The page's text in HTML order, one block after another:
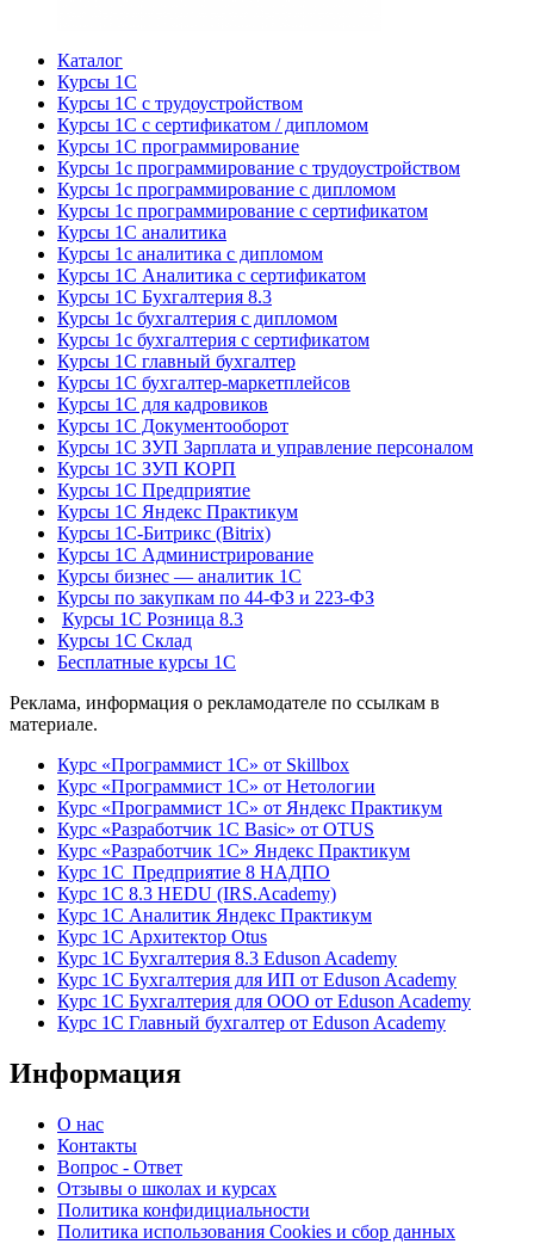
Каталог
Курсы 1С
Курсы 1С с трудоустройством
Курсы 1С с сертификатом / дипломом
Курсы 1С программирование
Курсы 1с программирование с трудоустройством
Курсы 1с программирование с дипломом
Курсы 1с программирование с сертификатом
Курсы 1С аналитика
Курсы 1с аналитика с дипломом
Курсы 1С Аналитика с сертификатом
Курсы 1С Бухгалтерия 8.3
Курсы 1с бухгалтерия с дипломом
Курсы 1с бухгалтерия с сертификатом
Курсы 1С главный бухгалтер
Курсы 1С бухгалтер-маркетплейсов
Курсы 1С для кадровиков
Курсы 1С Документооборот
Курсы 1С ЗУП Зарплата и управление персоналом
Курсы 1С ЗУП КОРП
Курсы 1С Предприятие
Курсы 1С Яндекс Практикум
Курсы 1С-Битрикс (Bitrix)
Курсы 1С Администрирование
Курсы бизнес — аналитик 1С
Курсы по закупкам по 44‑ФЗ и 223‑ФЗ
Курсы 1С Розница 8.3
Курсы 1С Склад
Бесплатные курсы 1С
Реклама, информация о рекламодателе по ссылкам в
материале.
Курс «Программист 1С» от Skillbox
Курс «Программист 1С» от Нетологии
Курс «Программист 1С» от Яндекс Практикум
Курс «Разработчик 1С Basic» от OTUS
Курс «Разработчик 1С» Яндекс Практикум
Курс 1С Предприятие 8 НАДПО
Курс 1С 8.3 HEDU (IRS.Academy)
Курс 1С Аналитик Яндекс Практикум
Курс 1С Архитектор Otus
Курс 1С Бухгалтерия 8.3 Eduson Academy
Курс 1С Бухгалтерия для ИП от Eduson Academy
Курс 1С Бухгалтерия для ООО от Eduson Academy
Курс 1С Главный бухгалтер от Eduson Academy
Информация
О нас
Контакты
Вопрос - Ответ
Отзывы о школах и курсах
Политика конфидициальности
Политика использования Cookies и сбор данных